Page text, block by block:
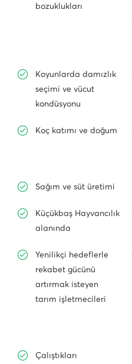
bozuklukları
Koyunlarda damızlık
seçimi ve vücut
kondüsyonu
Koç katımı ve doğum
Sağım ve süt üretimi
Küçükbaş Hayvancılık
alanında
Yenilikçi hedeflerle
rekabet gücünü
artırmak isteyen
tarım işletmecileri
Çalıştıkları